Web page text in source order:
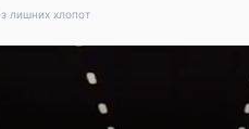
лишних хлопот